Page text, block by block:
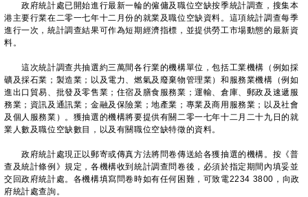
政府統計處已開始進行最新一輪的僱傭及職位空缺按季統計調查，搜集本
港主要行業在二零一七年十二月份的就業及職位空缺資料。這項統計調查每季
進行一次，統計調查結果可作為短期經濟指標，並提供勞工市場動態的最新資
料。
這次統計調查共抽選約三萬間各行業的機構單位，包括工業機構（例如採
礦及採石業；製造業；以及電力、燃氣及廢棄物管理業）和服務業機構（例如
進出口貿易、批發及零售業；住宿及膳食服務業；運輸、倉庫、郵政及速遞服
務業；資訊及通訊業；金融及保險業；地產業；專業及商用服務業；以及社會
及個人服務業）。獲抽選的機構將要提供有關二零一七年十二月二十九日的就
業人數及職位空缺數目，以及有關職位空缺特徵的資料。
政府統計處現正以郵寄或傳真方法將問卷傳送給各獲抽選的機構。按《普
查及統計條例》規定，各機構收到統計調查問卷後，必須於指定期間內填妥並
交回政府統計處。各機構填寫問卷時如有任何困難，可致電2234 3800，向政
府統計處查詢。